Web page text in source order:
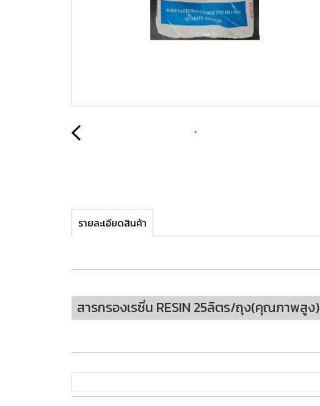
รายละเอียดสินค้า
สารกรองเรซิ่น RESIN 25ลิตร/ถุง(คุณภาพสูง)